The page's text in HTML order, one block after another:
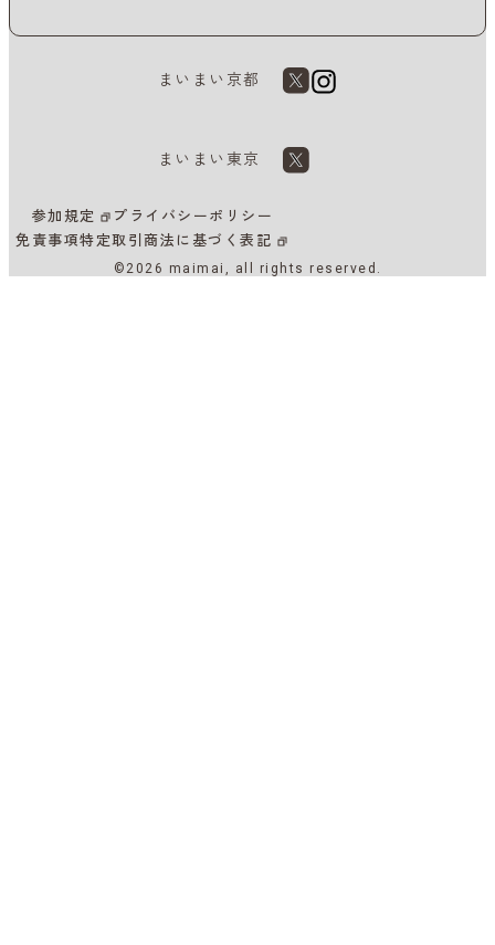
まいまい京都
まいまい東京
参加規定
プライバシーポリシー
免責事項特定取引商法に基づく表記
©2026 maimai, all rights reserved.